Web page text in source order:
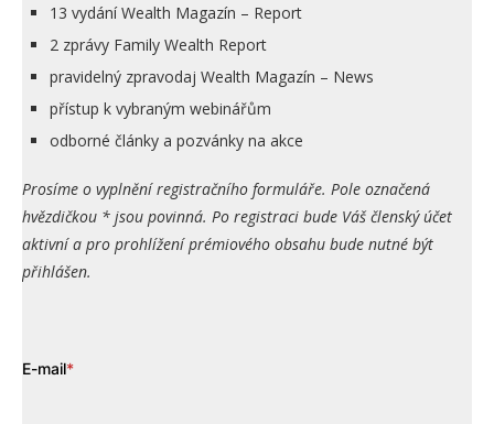
13 vydání Wealth Magazín – Report
2 zprávy Family Wealth Report
pravidelný zpravodaj Wealth Magazín – News
přístup k vybraným webinářům
odborné články a pozvánky na akce
Prosíme o vyplnění registračního formuláře. Pole označená
hvězdičkou * jsou povinná. Po registraci bude Váš členský účet
aktivní a pro prohlížení prémiového obsahu bude nutné být
přihlášen.
E-mail*